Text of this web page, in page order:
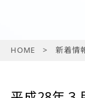
HOME 新着情